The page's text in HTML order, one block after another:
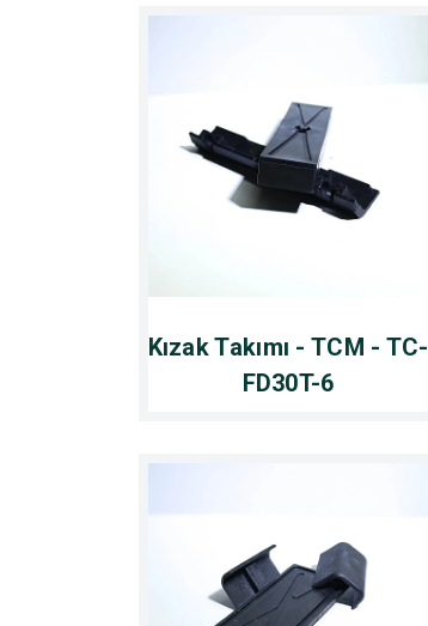
Kızak Takımı - TCM - TC-
FD30T-6